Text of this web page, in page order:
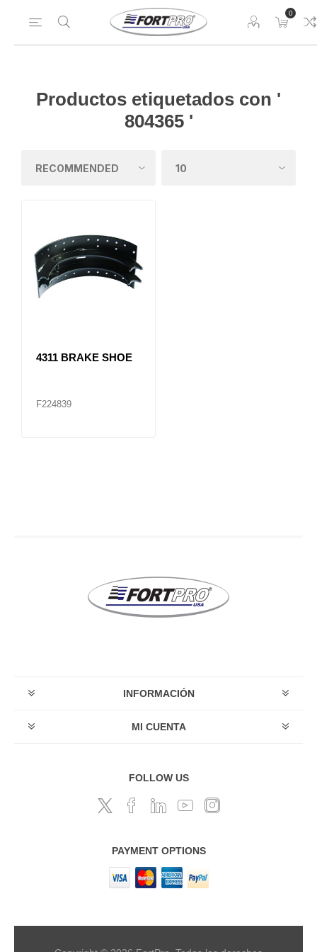
0
Productos etiquetados con '
804365 '
4311 BRAKE SHOE
F224839
INFORMACIÓN
MI CUENTA
FOLLOW US
PAYMENT OPTIONS